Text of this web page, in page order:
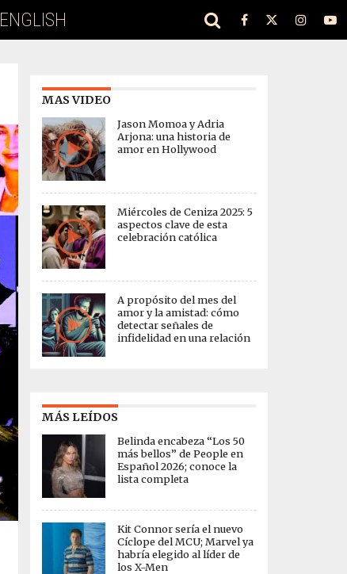
ENGLISH
MAS VIDEO
Jason Momoa y Adria
Arjona: una historia de
amor en Hollywood
Miércoles de Ceniza 2025: 5
aspectos clave de esta
celebración católica
A propósito del mes del
amor y la amistad: cómo
detectar señales de
infidelidad en una relación
MÁS LEÍDOS
Belinda encabeza “Los 50
más bellos” de People en
Español 2026; conoce la
lista completa
Kit Connor sería el nuevo
Cíclope del MCU; Marvel ya
habría elegido al líder de
los X-Men